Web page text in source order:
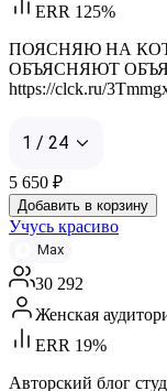
ERR 125%
ПОЯСНЯЮ НА
ОБЪЯСНЯЮТ
https://clck.ru/
1 / 24
5 650 ₽
Добавить в корзину
Учусь красиво
Max
30 292
Женская
ERR 19%
Авторский блог